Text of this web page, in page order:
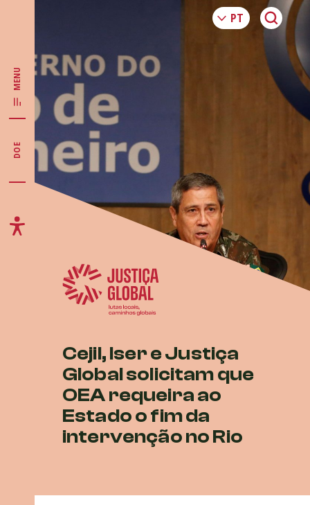
MENU
DOE
Cejil, Iser e Justiça
Global solicitam que
OEA requeira ao
Estado o fim da
intervenção no Rio